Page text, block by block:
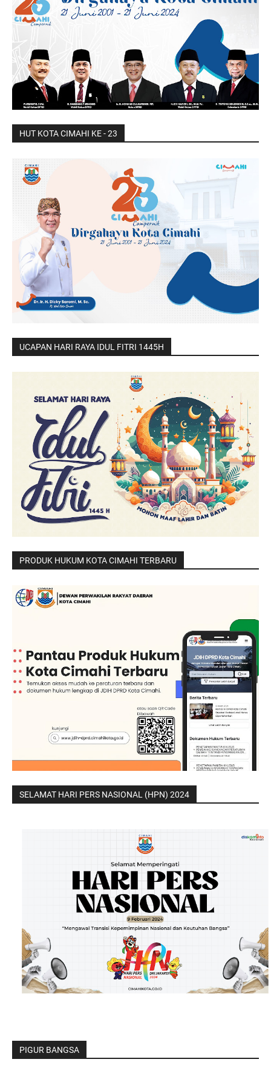
HUT KOTA CIMAHI KE - 23
UCAPAN HARI RAYA IDUL FITRI 1445H
PRODUK HUKUM KOTA CIMAHI TERBARU
SELAMAT HARI PERS NASIONAL (HPN) 2024
PIGUR BANGSA